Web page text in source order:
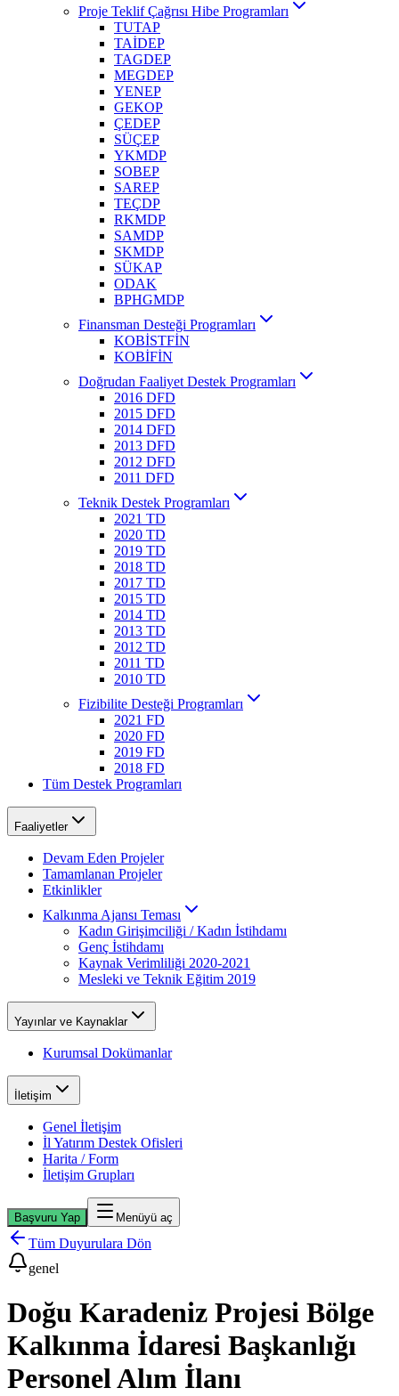
Proje Teklif Çağrısı Hibe Programları
TUTAP
TAİDEP
TAGDEP
MEGDEP
YENEP
GEKOP
ÇEDEP
SÜÇEP
YKMDP
SOBEP
SAREP
TEÇDP
RKMDP
SAMDP
SKMDP
SÜKAP
ODAK
BPHGMDP
Finansman Desteği Programları
KOBİSTFİN
KOBİFİN
Doğrudan Faaliyet Destek Programları
2016 DFD
2015 DFD
2014 DFD
2013 DFD
2012 DFD
2011 DFD
Teknik Destek Programları
2021 TD
2020 TD
2019 TD
2018 TD
2017 TD
2015 TD
2014 TD
2013 TD
2012 TD
2011 TD
2010 TD
Fizibilite Desteği Programları
2021 FD
2020 FD
2019 FD
2018 FD
Tüm Destek Programları
Faaliyetler
Devam Eden Projeler
Tamamlanan Projeler
Etkinlikler
Kalkınma Ajansı Teması
Kadın Girişimciliği / Kadın İstihdamı
Genç İstihdamı
Kaynak Verimliliği 2020-2021
Mesleki ve Teknik Eğitim 2019
Yayınlar ve Kaynaklar
Kurumsal Dokümanlar
İletişim
Genel İletişim
İl Yatırım Destek Ofisleri
Harita / Form
İletişim Grupları
Başvuru Yap Menüyü aç
Tüm Duyurulara Dön
genel
Doğu Karadeniz Projesi Bölge
Kalkınma İdaresi Başkanlığı
Personel Alım İlanı